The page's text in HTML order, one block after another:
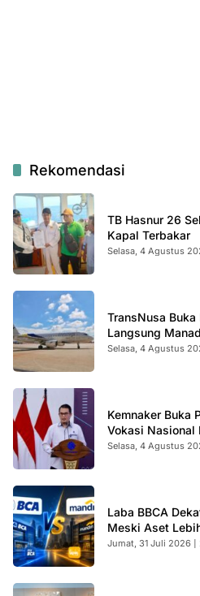
Rekomendasi
TB Hasnur 26
Kapal Terbakar
Selasa, 4 Agustus
TransNusa Buka
Langsung
Selasa, 4 Agustus
Kemnaker Buka
Vokasi Nasional
Selasa, 4 Agustus
Laba BBCA
Meski Aset
Jumat, 31 Juli 2026 |